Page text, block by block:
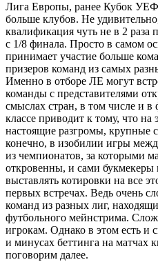
Лига Европы, ранее Кубок
больше клубов. Не
квалификация чуть не в 2
с 1/8 финала. Просто в самом
принимает участие больше
призеров команд из самых
Именно в отборе ЛЕ могут
команды с представителями
смыслах стран, в том числе и в
классе приводит к тому, что на
настоящие разгромы, крупные
конечно, в изобилии игры
из чемпионатов, за которыми
откровенны, и сами букмекеры
выставлять котировки на все
первых встречах. Ведь очень
команд из разных лиг,
футбольного мейнстрима.
игрокам. Однако в этом есть
и минусах беттинга на
поговорим далее.